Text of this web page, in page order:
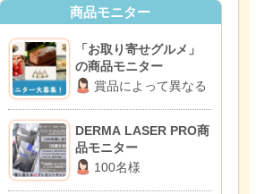
商品モニター
「お取り寄せグルメ」
の商品モニター
賞品によって異なる
DERMA LASER PRO商
品モニター
100名様